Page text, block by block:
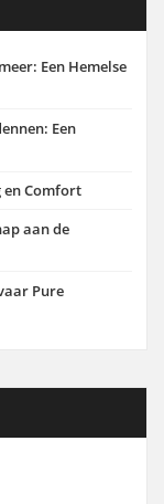
Een Hemelse
Een
en Comfort
aan de
Pure